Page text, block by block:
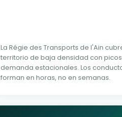
La Régie des Transports de l'Ain
territorio de baja densidad con
demanda estacionales. Los
forman en horas, no en semanas.